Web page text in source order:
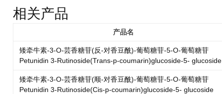
相关产品
产品名
矮牵牛素-3-O-芸香糖苷(反-对香豆酰)-葡萄糖苷-5-O-葡萄糖苷
Petunidin 3-Rutinoside(Trans-p-coumarin)glucoside-5- glucoside
矮牵牛素-3-O-芸香糖苷(顺-对香豆酰)-葡萄糖苷-5-O-葡萄糖苷
Petunidin 3-Rutinoside(Cis-p-coumarin)glucoside-5- glucoside